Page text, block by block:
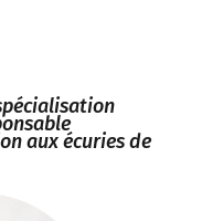
aux écuries de